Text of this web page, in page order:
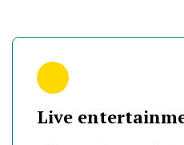
Live